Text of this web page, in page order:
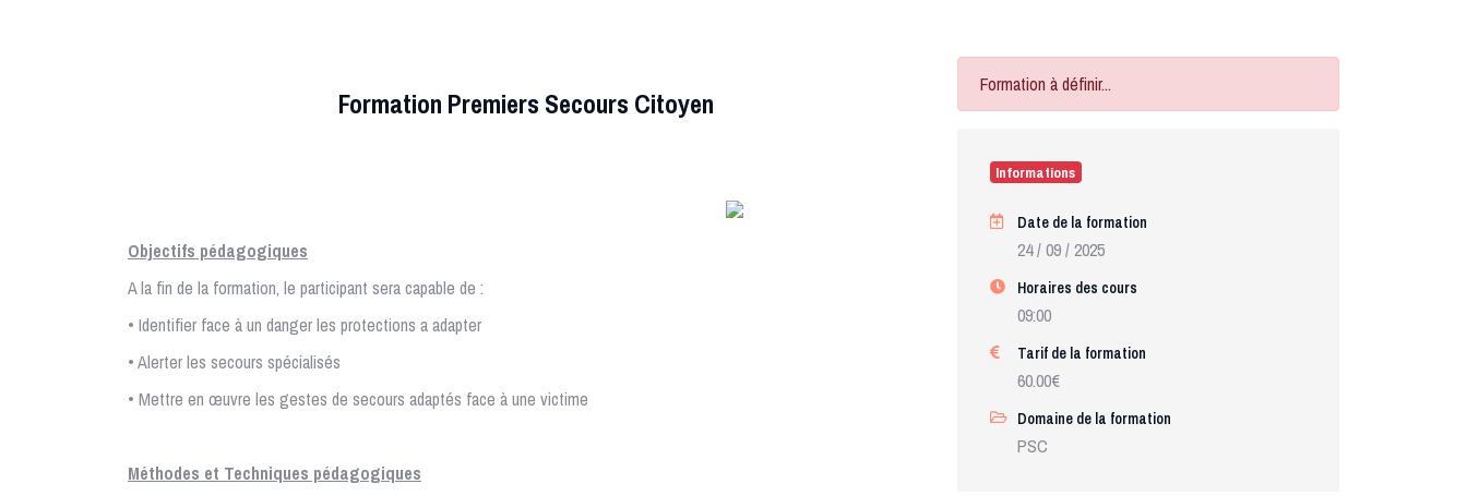
Formation Premiers Secours Citoyen
Objectifs pédagogiques
A la fin de la formation, le participant sera capable de :
• Identifier face à un danger les protections a adapter
• Alerter les secours spécialisés
• Mettre en œuvre les gestes de secours adaptés face à une victime
Méthodes et Techniques pédagogiques
Formation à définir...
Informations
Date de la formation
24 / 09 / 2025
Horaires des cours
09:00
Tarif de la formation
60.00€
Domaine de la formation
PSC